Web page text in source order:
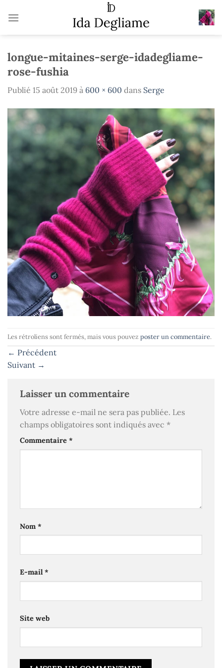
longue-mitaines-serge-idadegliame-
rose-fushia
Publié 15 août 2019 à 600 × 600 dans Serge
Les rétroliens sont fermés, mais vous pouvez poster un commentaire.
← Précédent
Suivant →
Laisser un commentaire
Votre adresse e-mail ne sera pas publiée. Les
champs obligatoires sont indiqués avec *
Commentaire *
Nom *
E-mail*
Site web